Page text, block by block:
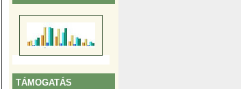
TÁMOGATÁS